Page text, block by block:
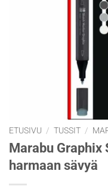
ETUSIVU / TUSSIT /
Marabu Graphix
harmaan sävyä